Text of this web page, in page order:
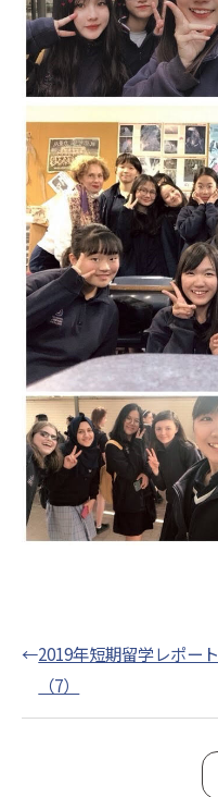
←2019年短期留学レポート
（7）